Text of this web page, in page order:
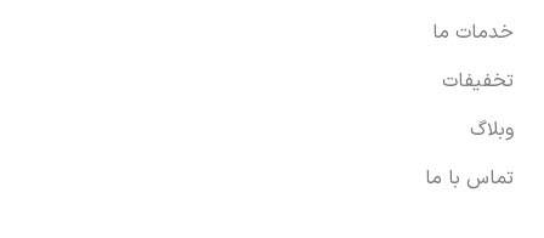
خدمات ما
تخفیفات
وبلاگ
تماس با ما